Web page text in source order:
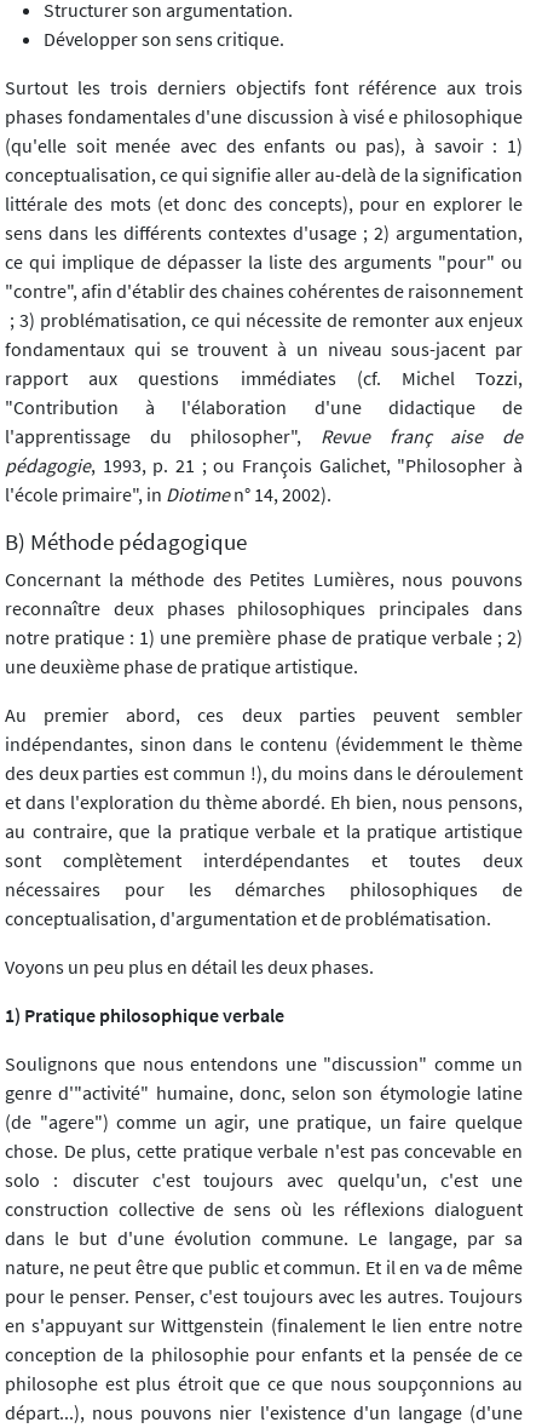
Structurer son argumentation.
Développer son sens critique.
Surtout les trois derniers objectifs font référence aux trois
phases fondamentales d'une discussion à visé e philosophique
(qu'elle soit menée avec des enfants ou pas), à savoir : 1)
conceptualisation, ce qui signifie aller au-delà de la signification
littérale des mots (et donc des concepts), pour en explorer le
sens dans les différents contextes d'usage ; 2) argumentation,
ce qui implique de dépasser la liste des arguments "pour" ou
"contre", afin d'établir des chaines cohérentes de raisonnement
; 3) problématisation, ce qui nécessite de remonter aux enjeux
fondamentaux qui se trouvent à un niveau sous-jacent par
rapport aux questions immédiates (cf. Michel Tozzi,
"Contribution à l'élaboration d'une didactique de
l'apprentissage du philosopher", Revue franç aise de
pédagogie, 1993, p. 21 ; ou François Galichet, "Philosopher à
l'école primaire", in Diotimen° 14, 2002).
B) Méthode pédagogique
Concernant la méthode des Petites Lumières, nous pouvons
reconnaître deux phases philosophiques principales dans
notre pratique : 1) une première phase de pratique verbale ; 2)
une deuxième phase de pratique artistique.
Au premier abord, ces deux parties peuvent sembler
indépendantes, sinon dans le contenu (évidemment le thème
des deux parties est commun !), du moins dans le déroulement
et dans l'exploration du thème abordé. Eh bien, nous pensons,
au contraire, que la pratique verbale et la pratique artistique
sont complètement interdépendantes et toutes deux
nécessaires pour les démarches philosophiques de
conceptualisation, d'argumentation et de problématisation.
Voyons un peu plus en détail les deux phases.
1) Pratique philosophique verbale
Soulignons que nous entendons une "discussion" comme un
genre d'"activité" humaine, donc, selon son étymologie latine
(de "agere") comme un agir, une pratique, un faire quelque
chose. De plus, cette pratique verbale n'est pas concevable en
solo : discuter c'est toujours avec quelqu'un, c'est une
construction collective de sens où les réflexions dialoguent
dans le but d'une évolution commune. Le langage, par sa
nature, ne peut être que public et commun. Et il en va de même
pour le penser. Penser, c'est toujours avec les autres. Toujours
en s'appuyant sur Wittgenstein (finalement le lien entre notre
conception de la philosophie pour enfants et la pensée de ce
philosophe est plus étroit que ce que nous soupçonnions au
départ...), nous pouvons nier l'existence d'un langage (d'une